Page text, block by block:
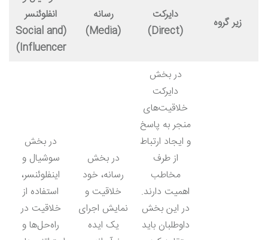
زیر گروه
دایرکت
(Direct)
رسانه
(Media)
انفلوئنسر
(Social and
Influencer)
در بخش
دایرکت
خلاقیت‌های
منجر به پاسخ
و ایجاد ارتباط
از طرف
مخاطب
اهمیت دارند.
در این بخش
داوطلبان باید
در بخش
رسانه، خود
خلاقیت و
نمایش اجرای
یک ایده
در بخش
سوشیال و
اینفلوئنسر،
استفاده از
خلاقیت در
راه‌حل‌ها و